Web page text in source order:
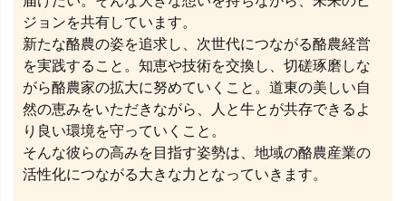
ジョンを共有しています。
新たな酪農の姿を追求し、次世代につながる酪農経営
を実践すること。知恵や技術を交換し、切磋琢磨しな
がら酪農家の拡大に努めていくこと。道東の美しい自
然の恵みをいただきながら、人と牛とが共存できるよ
り良い環境を守っていくこと。
そんな彼らの高みを目指す姿勢は、地域の酪農産業の
活性化につながる大きな力となっていきます。